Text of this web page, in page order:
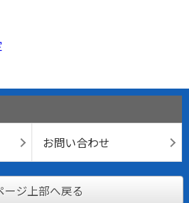
お問い合わせ
ージ上部へ戻る